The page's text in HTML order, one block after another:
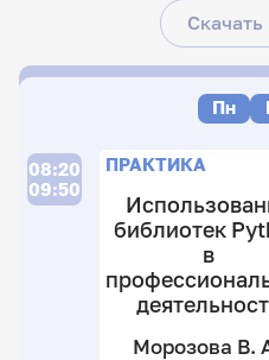
Скачать
Пн
08:20
09:50
ПРАКТИКА
библиотек
в
Морозова В.